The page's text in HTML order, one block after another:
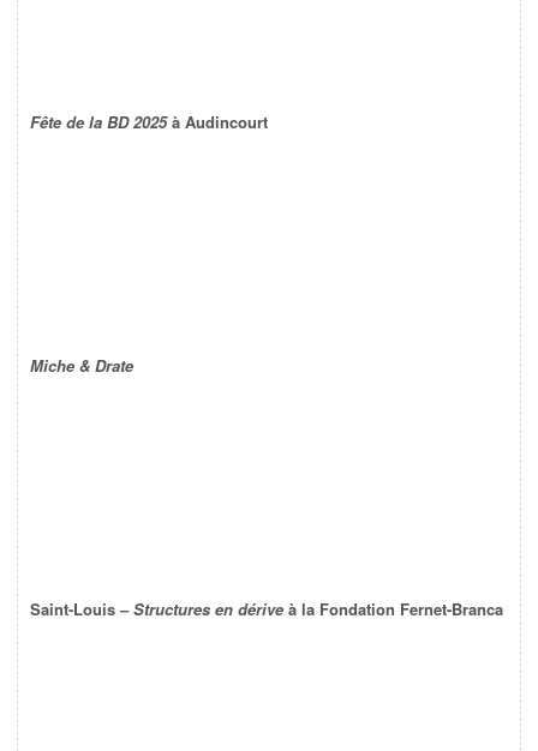
Fête de la BD 2025à Audincourt
Miche & Drate
Saint-Louis –Structures en dérive à la Fondation Fernet-Branca